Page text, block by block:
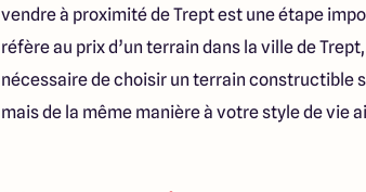
vendre à proximité de Trept est une étape
réfère au prix d’un terrain dans la ville de
nécessaire de choisir un terrain constructible
mais de la même manière à votre style de vie